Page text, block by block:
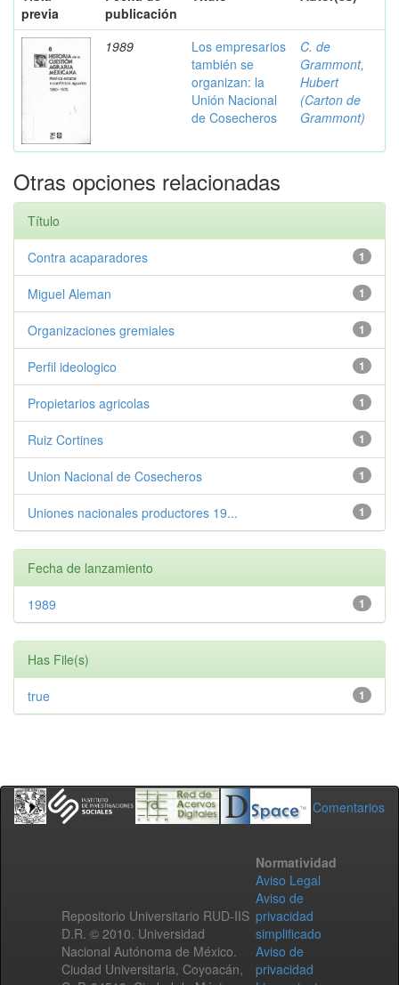
previa
publicación
1989
Los empresarios
también se
organizan: la
Unión Nacional
de Cosecheros
C. de
Grammont,
Hubert
(Carton de
Grammont)
Otras opciones relacionadas
Título
1
Contra acaparadores
1
Miguel Aleman
1
Organizaciones gremiales
1
Perfil ideologico
1
Propietarios agricolas
1
Ruiz Cortines
1
Union Nacional de Cosecheros
1
Uniones nacionales productores 19...
Fecha de lanzamiento
1
1989
Has File(s)
1
true
Comentarios
Repositorio Universitario RUD-IIS
D.R. © 2010. Universidad
Nacional Autónoma de México.
Ciudad Universitaria, Coyoacán,
Normatividad
Aviso Legal
Aviso de
privacidad
simplificado
Aviso de
privacidad